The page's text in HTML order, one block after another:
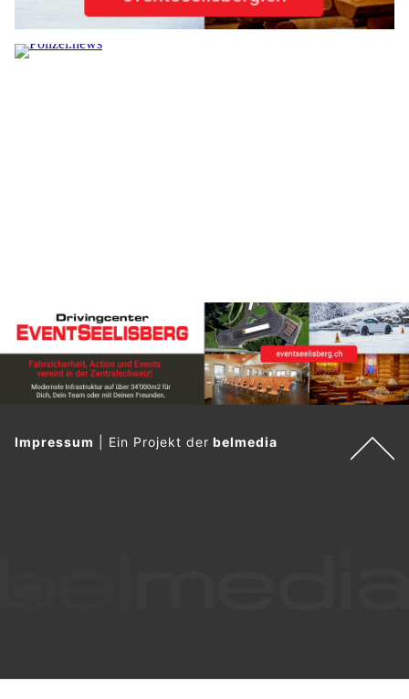
Impressum Ein Projekt derbelmedia